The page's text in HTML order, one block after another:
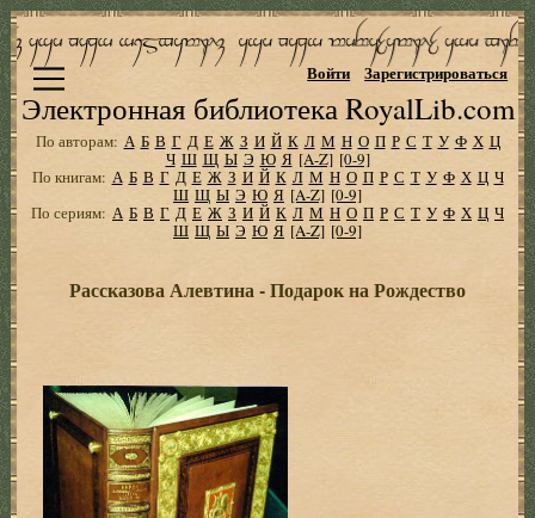
Электронная библиотека RoyalLib.com
Войти Зарегистрироваться
По авторам: А Б В Г Д Е Ж З И Й К Л М Н О П Р С Т У Ф Х Ц
Ч Ш Щ Ы Э Ю Я [A-Z] [0-9]
По книгам: А Б В Г Д Е Ж З И Й К Л М Н О П Р С Т У Ф Х Ц Ч
Ш Щ Ы Э Ю Я [A-Z] [0-9]
По сериям: А Б В Г Д Е Ж З И Й К Л М Н О П Р С Т У Ф Х Ц Ч
Ш Щ Ы Э Ю Я [A-Z] [0-9]
Рассказова Алевтина - Подарок на Рождество